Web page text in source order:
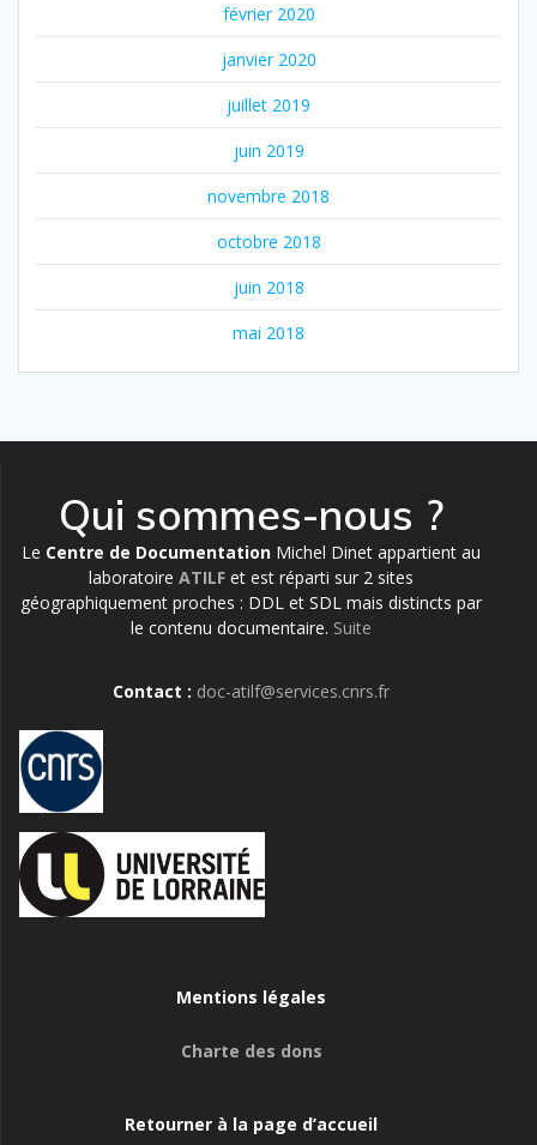
février 2020
janvier 2020
juillet 2019
juin 2019
novembre 2018
octobre 2018
juin 2018
mai 2018
Qui sommes-nous ?
Le Centre de Documentation Michel Dinet appartient au
laboratoire ATILF et est réparti sur 2 sites
géographiquement proches : DDL et SDL mais distincts par
le contenu documentaire. Suite
Contact : doc-atilf@services.cnrs.fr
Mentions légales
Charte des dons
Retourner à la page d’accueil